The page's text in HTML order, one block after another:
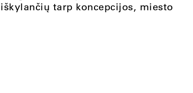
tarp koncepcijos, miesto